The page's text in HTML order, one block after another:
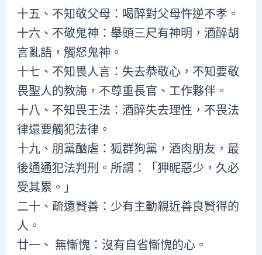
十五、不知敬父母：喝醉對父母忤逆不孝。
十六、不敬鬼神：舉頭三尺有神明，酒醉胡
言亂語，觸怒鬼神。
十七、不知畏人言：失去恭敬心，不知要敬
畏聖人的教誨，不尊重長官、工作夥伴。
十八、不知畏王法：酒醉失去理性，不畏法
律還要觸犯法律。
十九、朋黨酗虐：狐群狗黨，酒肉朋友，最
後通通犯法判刑。所謂：「狎昵惡少，久必
受其累。」
二十、疏遠賢善：少有主動親近善良賢得的
人。
廿一、 無慚愧：沒有自省慚愧的心。